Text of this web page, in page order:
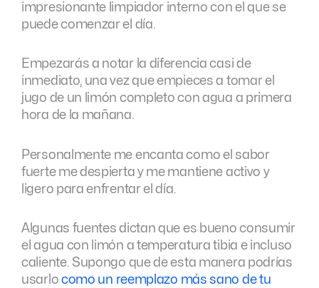
impresionante limpiador interno con el que se
puede comenzar el día.
Empezarás a notar la diferencia casi de
inmediato, una vez que empieces a tomar el
jugo de un limón completo con agua a primera
hora de la mañana.
Personalmente me encanta como el sabor
fuerte me despierta y me mantiene activo y
ligero para enfrentar el día.
Algunas fuentes dictan que es bueno consumir
el agua con limón a temperatura tibia e incluso
caliente. Supongo que de esta manera podrías
usarlo como un reemplazo más sano de tu